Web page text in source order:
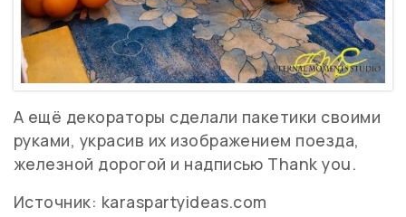
А ещё декораторы сделали пакетики своими
руками, украсив их изображением поезда,
железной дорогой и надписью Thank you.
Источник: karaspartyideas.com